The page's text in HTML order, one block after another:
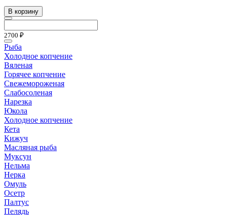
В корзину
2700 ₽
Рыба
Холодное копчение
Вяленая
Горячее копчение
Свежемороженая
Слабосоленая
Нарезка
Юкола
Холодное копчение
Кета
Кижуч
Масляная рыба
Муксун
Нельма
Нерка
Омуль
Осетр
Палтус
Пелядь